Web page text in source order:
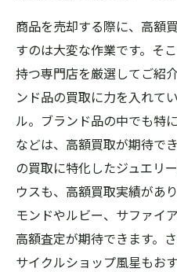
商品を売却する際に、高額
すのは大変な作業です。そ
持つ専門店を厳選してご紹
ンド品の買取に力を入れて
ル。ブランド品の中でも特
などは、高額買取が期待で
の買取に特化したジュエリ
ウスも、高額買取実績があ
モンドやルビー、サファイ
高額査定が期待できます。
サイクルショップ風星もお